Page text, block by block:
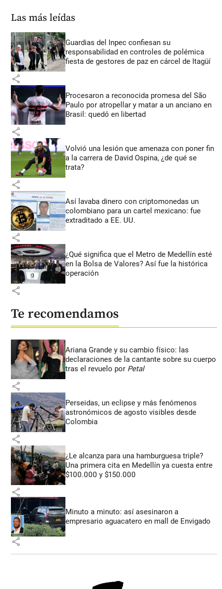
Las más leídas
Guardias del Inpec confiesan su
responsabilidad en controles de polémica
fiesta de gestores de paz en cárcel de Itagüí
share
Procesaron a reconocida promesa del São
Paulo por atropellar y matar a un anciano en
Brasil: quedó en libertad
share
Volvió una lesión que amenaza con poner fin
a la carrera de David Ospina, ¿de qué se
trata?
share
Así lavaba dinero con criptomonedas un
colombiano para un cartel mexicano: fue
extraditado a EE. UU.
share
¿Qué significa que el Metro de Medellín esté
en la Bolsa de Valores? Así fue la histórica
operación
share
Te recomendamos
Ariana Grande y su cambio físico: las
declaraciones de la cantante sobre su cuerpo
tras el revuelo por Petal
share
Perseidas, un eclipse y más fenómenos
astronómicos de agosto visibles desde
Colombia
share
¿Le alcanza para una hamburguesa triple?
Una primera cita en Medellín ya cuesta entre
$100.000 y $150.000
share
Minuto a minuto: así asesinaron a
empresario aguacatero en mall de Envigado
share